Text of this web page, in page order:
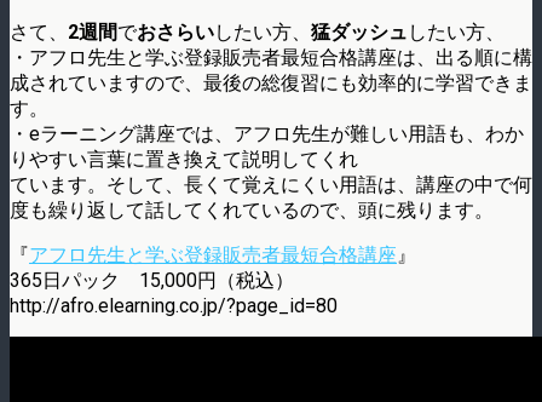
さて、 2週間でおさらいしたい方、 猛ダッシュ したい方、
・アフロ先生と学ぶ登録販売者最短合格講座は、出る順に構
成されていますので、最後の総復習にも効率的に学習できま
す。
・eラーニング講座では、アフロ先生が難しい用語も、わか
りやすい言葉に置き換えて説明してくれ
ています。そして、長くて覚えにくい用語は、講座の中で何
度も繰り返して話してくれているので、頭に残ります。
『アフロ先生と学ぶ登録販売者最短合格講座』
365日パック 15,000円（税込）
http://afro.elearning.co.jp/?page_id=80